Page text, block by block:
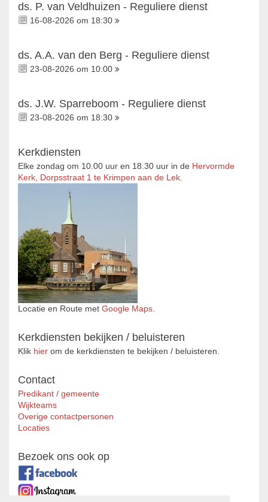
ds. P. van Veldhuizen - Reguliere dienst
16-08-2026 om 18:30
ds. A.A. van den Berg - Reguliere dienst
23-08-2026 om 10:00
ds. J.W. Sparreboom - Reguliere dienst
23-08-2026 om 18:30
Kerkdiensten
Elke zondag om 10.00 uur en 18.30 uur in de Hervormde
Kerk, Dorpsstraat 1 te Krimpen aan de Lek.
Locatie en Route met Google Maps.
Kerkdiensten bekijken / beluisteren
Klik hier om de kerkdiensten te bekijken / beluisteren.
Contact
Predikant / gemeente
Wijkteams
Overige contactpersonen
Locaties
Bezoek ons ook op